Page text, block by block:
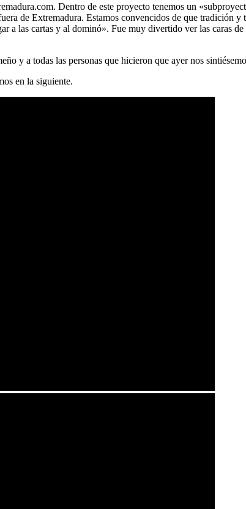
Dentro de este proyecto tenemos un
de Extremadura. Estamos convencidos de que tradición
a las cartas y al dominó». Fue muy divertido ver las caras
y a todas las personas que hicieron que ayer nos
en la siguiente.